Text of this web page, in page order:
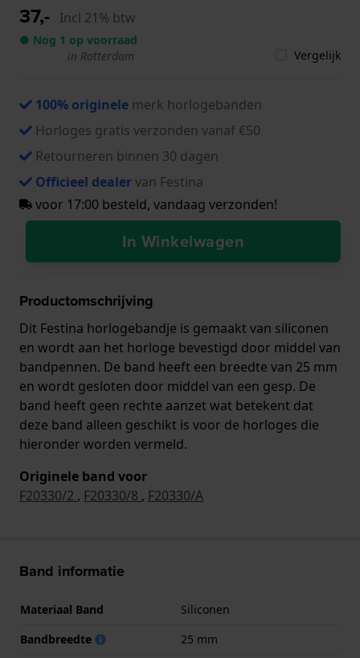
37,- Incl 21% btw
● Nog 1 op voorraad
in Rotterdam
Vergelijk
100% originele merk horlogebanden
Horloges gratis verzonden vanaf €50
Retourneren binnen 30 dagen
Officieel dealervan Festina
voor 17:00 besteld, vandaag verzonden!
In Winkelwagen
Productomschrijving
Dit Festina horlogebandje is gemaakt van siliconen
en wordt aan het horloge bevestigd door middel van
bandpennen. De band heeft een breedte van 25 mm
en wordt gesloten door middel van een gesp. De
band heeft geen rechte aanzet wat betekent dat
deze band alleen geschikt is voor de horloges die
hieronder worden vermeld.
Originele band voor
F20330/2 , F20330/8 , F20330/A
Band informatie
Materiaal Band
Siliconen
Bandbreedte
25 mm